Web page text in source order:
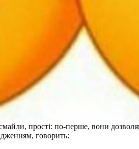
прості: по-перше, вони
говорить: